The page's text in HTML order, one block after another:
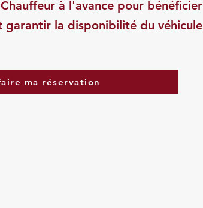
à l'avance pour bénéficier
la disponibilité du véhicule
ma réservation